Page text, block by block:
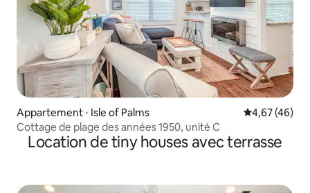
Appartement ⋅ Isle of Palms Évaluation
4,67 (46)
Cottage de plage des années 1950, unité C
Location de tiny houses avec terrasse